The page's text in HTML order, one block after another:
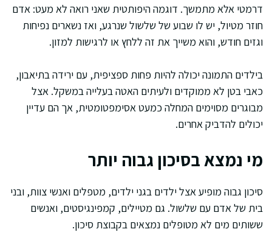
דרמטי אלא מתמשך. דוגמה היפותטית שאני רואה לא מעט: אדם
חוזר מטיול, יש לו שבוע של שלשול שנרגע, ואז נשארים נפיחות
וגזים חודש, והוא משייך את זה ללחץ או לרגישות למזון.
בילדים התמונה יכולה להיות פחות ספציפית, עם ירידה בתיאבון,
כאבי בטן לא ממוקדים ולעיתים האטה בעלייה במשקל. אצל
מבוגרים מסוימים המחלה כמעט אסימפטומטית, אך הם עדיין
יכולים להדביק אחרים.
מי נמצא בסיכון גבוה יותר
סיכון גבוה מופיע אצל ילדים בגני ילדים, מטפלים ואנשי צוות, ובני
בית של אדם עם שלשול. גם מטיילים, קמפינגיסטים, ואנשים
ששותים מים לא מטופלים נמצאים בקבוצת סיכון.